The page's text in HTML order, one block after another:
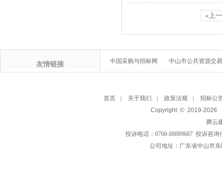
«上
友情链接 中国采购与招标网 中山市公共资源交
首页 关于我们 政策法规
招标公
Copyright © 2019-2026
腾云
投诉电话：0760-88889687 投诉咨
公司地址：广东省中山市